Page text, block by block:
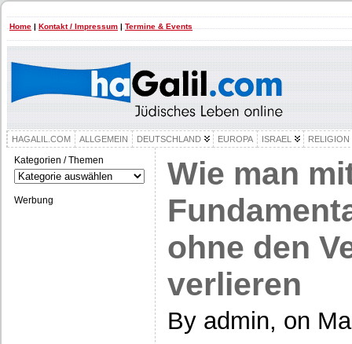
Home | Kontakt / Impressum | Termine & Events
HAGALIL.COM ALLGEMEIN DEUTSCHLAND EUROPA ISRAEL RELIGION
Kategorien / Themen
Kategorien
/
Themen
Werbung
Wie man
ohne den
verlieren
By admin, on